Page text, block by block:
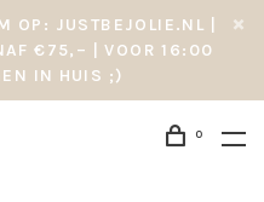
OP: JUSTBEJOLIE.NL |
€75,– | VOOR 16:00
IN HUIS ;)
0